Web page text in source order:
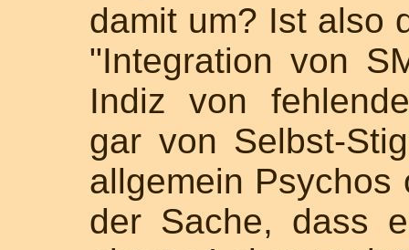
damit um? Ist also
"Integration von
Indiz von
gar von Selbst-
allgemein
der Sache, dass